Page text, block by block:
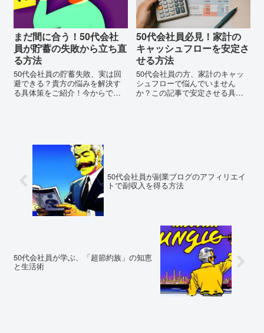
まだ間に合う！50代会社
員が貯蓄の失敗から立ち直
る方法
50代会社員の貯蓄失敗、実は回
避できる？貴方の悩みを解決す
る具体策をご紹介！今からでも
50代会社員必見！家計の
キャッシュフローを安定さ
せる方法
50代会社員の方、家計のキャッ
シュフローで悩んでいません
か？この記事で安定させる具体
50代会社員が副業ブログのアフィリエイ
トで副収入を得る方法
50代会社員が学ぶ、「超節約族」の知恵
と生活術